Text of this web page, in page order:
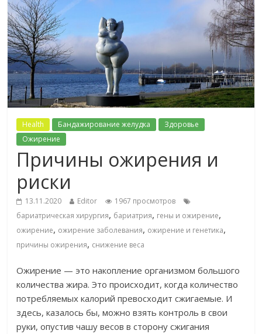
Health Бандажирование желудка
Здоровье
Ожирение
Причины ожирения и
риски
13.11.2020 Editor
1967 просмотров
бариатрическая хирургия, бариатрия, гены и ожирение,
ожирение, ожирение заболевания, ожирение и генетика,
причины ожирения, снижение веса
Ожирение — это накопление организмом большого
количества жира. Это происходит, когда количество
потребляемых калорий превосходит сжигаемые. И
здесь, казалось бы, можно взять контроль в свои
руки, опустив чашу весов в сторону сжигания